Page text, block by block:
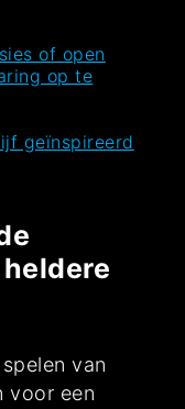
of open
op te
geïnspireerd
van
voor een